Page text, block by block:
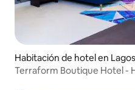
Habitación de hotel en Lagos
Terraform Boutique Hotel -